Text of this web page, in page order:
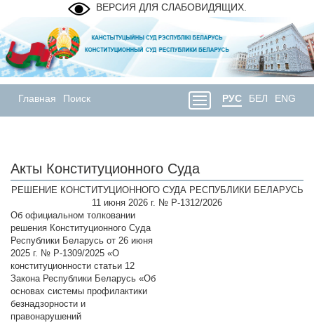
ВЕРСИЯ ДЛЯ СЛАБОВИДЯЩИХ.
Главная Поиск РУС БЕЛ ENG
Акты Конституционного Суда
РЕШЕНИЕ КОНСТИТУЦИОННОГО СУДА РЕСПУБЛИКИ БЕЛАРУСЬ
11 июня 2026 г. № Р-1312/2026
Об официальном толковании
решения Конституционного Суда
Республики Беларусь от 26 июня
2025 г. № Р-1309/2025 «О
конституционности статьи 12
Закона Республики Беларусь «Об
основах системы профилактики
безнадзорности и
правонарушений